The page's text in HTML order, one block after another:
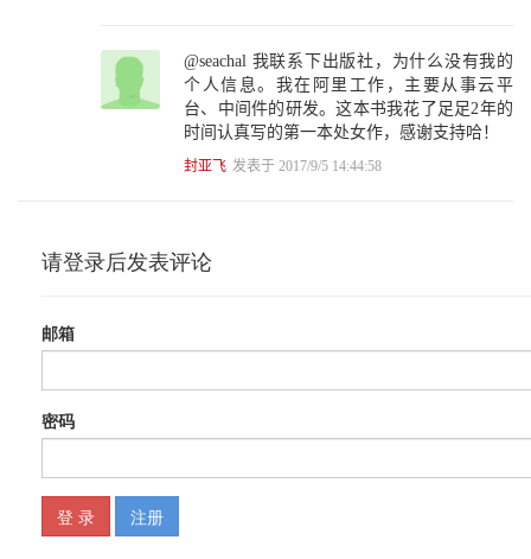
5.3.1 klassKlass实例构建总链路 246
5.3.2 为klassOop申请内存 249
5.3.3 klassOop内存清零 253
5.3.5 初始化klassOop._metadata 258
5.4.1 constantPoolKlass模型构建 261
5.5 常量池解析 267
5.5.1 constantPoolOop域初始化 268
5.6 本章总结 279
6.2 偏移量 285
6.2.1 静态变量偏移量 285
6.2.2 非静态变量偏移量 287
@seachal 我联系下出版社，为什么没有我的
个人信息。我在阿里工作，主要从事云平
台、中间件的研发。这本书我花了足足2年的
时间认真写的第一本处女作，感谢支持哈！
封亚飞 发表于 2017/9/5 14:44:58